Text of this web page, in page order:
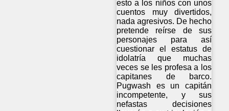
esto a los niños con unos
cuentos muy divertidos,
nada agresivos. De hecho
pretende reírse de sus
personajes para así
cuestionar el estatus de
idolatría que muchas
veces se les profesa a los
capitanes de barco.
Pugwash es un capitán
incompetente, y sus
nefastas decisiones